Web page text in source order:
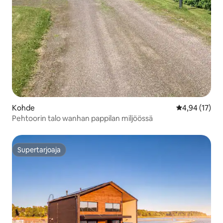
Kohde
4,94 (17)
Pehtoorin talo wanhan pappilan miljöössä
Supertarjoaja
Supertarjoaja